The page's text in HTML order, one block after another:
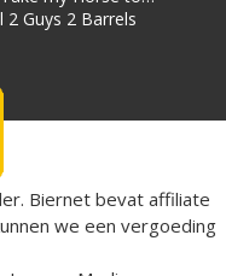
Room
2 Guys 2 Barrels
Biernet bevat affiliate
we een vergoeding